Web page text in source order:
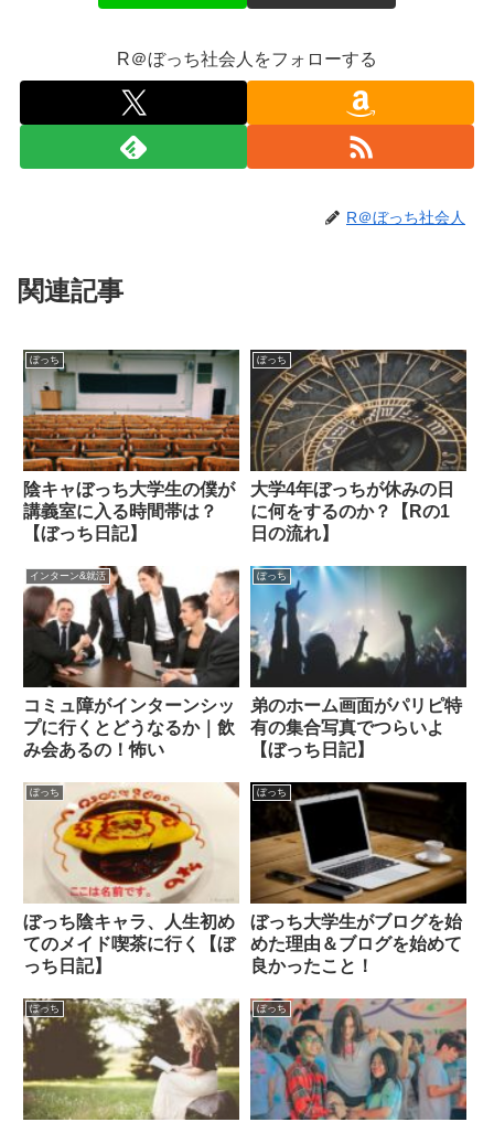
R＠ぼっち社会人をフォローする
R＠ぼっち社会人
関連記事
ぼっち
陰キャぼっち大学生の僕が
講義室に入る時間帯は？
【ぼっち日記】
ぼっち
大学4年ぼっちが休みの日
に何をするのか？【Rの1
日の流れ】
インターン&就活
コミュ障がインターンシッ
プに行くとどうなるか｜飲
み会あるの！怖い
ぼっち
弟のホーム画面がパリピ特
有の集合写真でつらいよ
【ぼっち日記】
ぼっち
ぼっち陰キャラ、人生初め
てのメイド喫茶に行く【ぼ
っち日記】
ぼっち
ぼっち大学生がブログを始
めた理由＆ブログを始めて
良かったこと！
ぼっち ぼっち